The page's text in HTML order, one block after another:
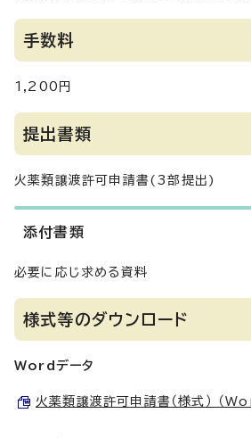
手数料
1,200円
提出書類
火薬類譲渡許可申請書(3部提出)
添付書類
必要に応じ求める資料
様式等のダウンロード
Wordデータ
火薬類譲渡許可申請書（様式） （